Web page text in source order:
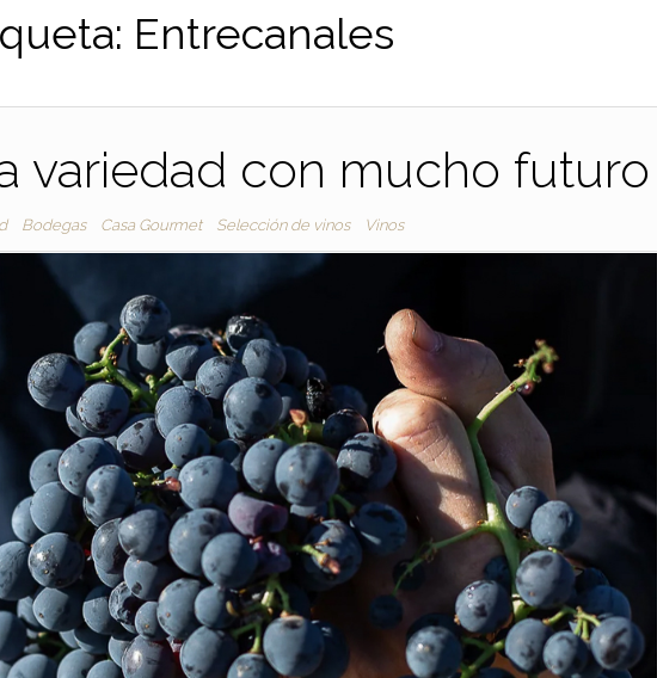
Entrecanales
variedad con mucho futuro
Bodegas Casa Gourmet Selección de vinos Vinos